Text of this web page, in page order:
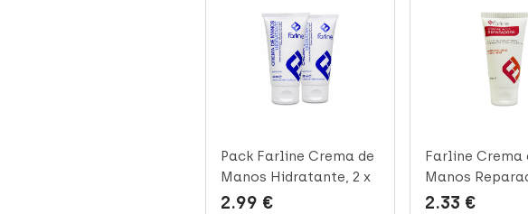
Pack Farline Crema de
Manos Hidratante, 2 x
50 m...
2.99 €
Farline Crema
Manos
ml
2.33 €